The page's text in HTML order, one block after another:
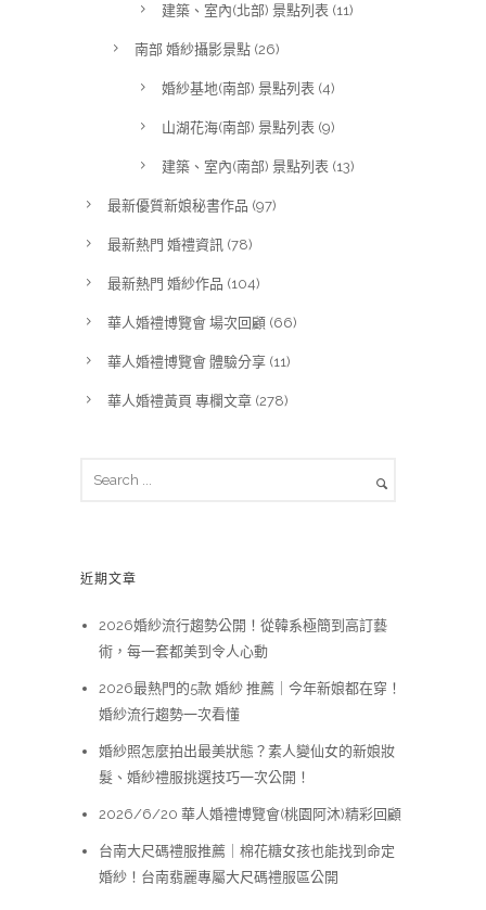
建築、室內(北部) 景點列表 (11)
南部 婚紗攝影景點 (26)
婚紗基地(南部) 景點列表 (4)
山湖花海(南部) 景點列表 (9)
建築、室內(南部) 景點列表 (13)
最新優質新娘秘書作品 (97)
最新熱門 婚禮資訊 (78)
最新熱門 婚紗作品 (104)
華人婚禮博覽會 場次回顧 (66)
華人婚禮博覽會 體驗分享 (11)
華人婚禮黃頁 專欄文章 (278)
近期文章
2026婚紗流行趨勢公開！從韓系極簡到高訂藝
術，每一套都美到令人心動
2026最熱門的5款 婚紗 推薦｜今年新娘都在穿！
婚紗流行趨勢一次看懂
婚紗照怎麼拍出最美狀態？素人變仙女的新娘妝
髮、婚紗禮服挑選技巧一次公開！
2026/6/20 華人婚禮博覽會(桃園阿沐)精彩回顧
台南大尺碼禮服推薦｜棉花糖女孩也能找到命定
婚紗！台南翡麗專屬大尺碼禮服區公開